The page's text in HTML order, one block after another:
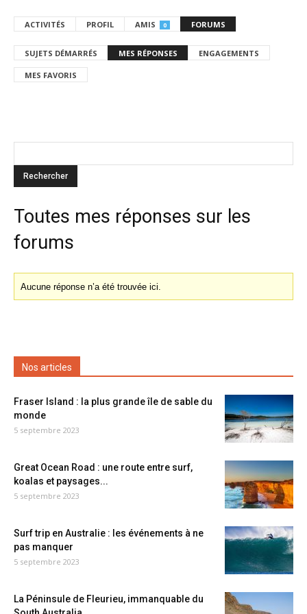
ACTIVITÉS PROFIL AMIS 0 FORUMS
SUJETS DÉMARRÉS MES RÉPONSES ENGAGEMENTS
MES FAVORIS
Toutes mes réponses sur les
forums
Aucune réponse n’a été trouvée ici.
Nos articles
Fraser Island : la plus grande île de sable du
monde
5 septembre 2023
Great Ocean Road : une route entre surf,
koalas et paysages...
5 septembre 2023
Surf trip en Australie : les événements à ne
pas manquer
5 septembre 2023
La Péninsule de Fleurieu, immanquable du